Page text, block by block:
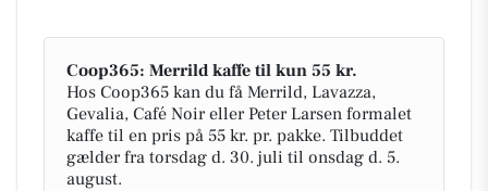
Coop365: Merrild kaffe til kun 55 kr.
Hos Coop365 kan du få Merrild, Lavazza,
Gevalia, Café Noir eller Peter Larsen formalet
kaffe til en pris på 55 kr. pr. pakke. Tilbuddet
gælder fra torsdag d. 30. juli til onsdag d. 5.
august.